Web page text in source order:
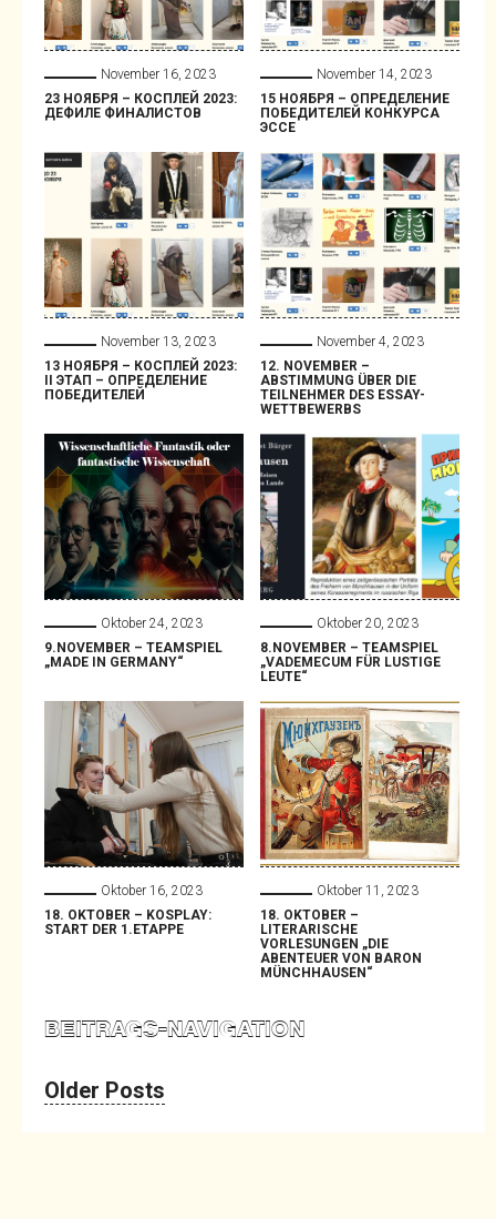
November 16, 2023
23 НОЯБРЯ – КОСПЛЕЙ 2023:
ДЕФИЛЕ ФИНАЛИСТОВ
November 14, 2023
15 НОЯБРЯ – ОПРЕДЕЛЕНИЕ
ПОБЕДИТЕЛЕЙ КОНКУРСА
ЭССЕ
November 13, 2023
13 НОЯБРЯ – КОСПЛЕЙ 2023:
II ЭТАП – ОПРЕДЕЛЕНИЕ
ПОБЕДИТЕЛЕЙ
November 4, 2023
12. NOVEMBER –
ABSTIMMUNG ÜBER DIE
TEILNEHMER DES ESSAY-
WETTBEWERBS
Oktober 24, 2023
9.NOVEMBER – TEAMSPIEL
„MADE IN GERMANY“
Oktober 20, 2023
8.NOVEMBER – TEAMSPIEL
„VADEMECUM FÜR LUSTIGE
LEUTE“
Oktober 16, 2023
18. OKTOBER – KOSPLAY:
START DER 1.ETAPPE
Oktober 11, 2023
18. OKTOBER –
LITERARISCHE
VORLESUNGEN „DIE
ABENTEUER VON BARON
MÜNCHHAUSEN“
BEITRAGS-NAVIGATION
Older Posts